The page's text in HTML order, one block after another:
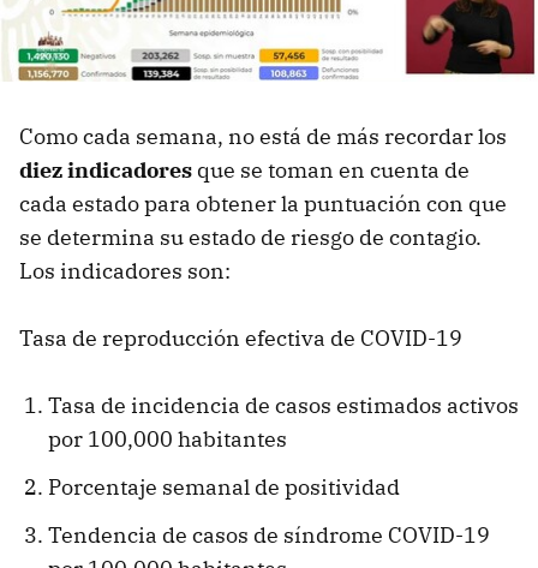
Como cada semana, no está de más recordar los
diez indicadores que se toman en cuenta de
cada estado para obtener la puntuación con que
se determina su estado de riesgo de contagio.
Los indicadores son:
Tasa de reproducción efectiva de COVID-19
Tasa de incidencia de casos estimados activos
por 100,000 habitantes
Porcentaje semanal de positividad
Tendencia de casos de síndrome COVID-19